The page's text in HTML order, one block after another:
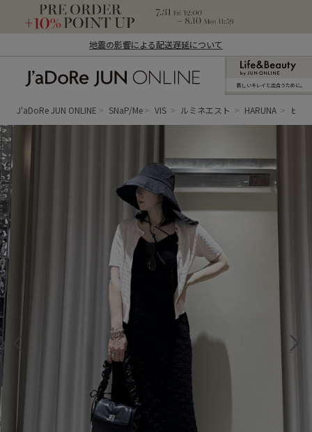
地震の影響による配送遅延について
ン オンライン）
新しいキレイと出合うために。
J'aDoRe JUN ONLINE SNaP/Me VIS ルミネエスト HARUNA ピン